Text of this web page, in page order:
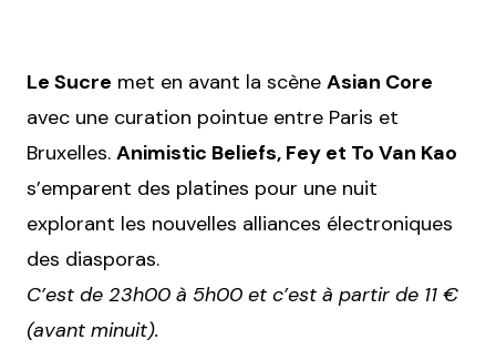
Le Sucre met en avant la scène Asian Core
avec une curation pointue entre Paris et
Bruxelles. Animistic Beliefs, Fey et To Van Kao
s’emparent des platines pour une nuit
explorant les nouvelles alliances électroniques
des diasporas.
C’est de 23h00 à 5h00 et c’est à partir de 11 €
(avant minuit).